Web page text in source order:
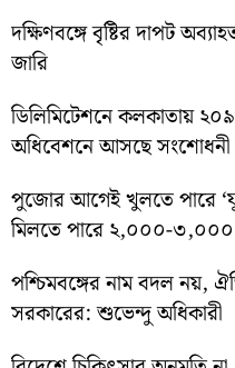
দক্ষিণবঙ্গে বৃষ্টির দাপট
জারি
ডিলিমিটেশনে কলকাতায়
অধিবেশনে আসছে সংশোধনী
পুজোর আগেই খুলতে পারে
মিলতে পারে ২,০০০-৩,০০০
পশ্চিমবঙ্গের নাম বদল নয়,
সরকারের: শুভেন্দু অধিকারী